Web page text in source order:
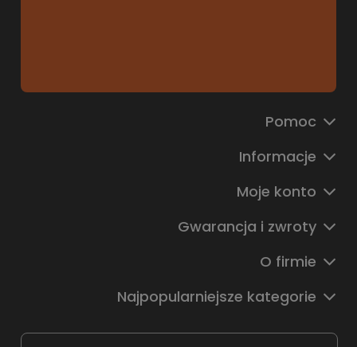
Pomoc
Informacje
Moje konto
Gwarancja i zwroty
O firmie
Najpopularniejsze kategorie